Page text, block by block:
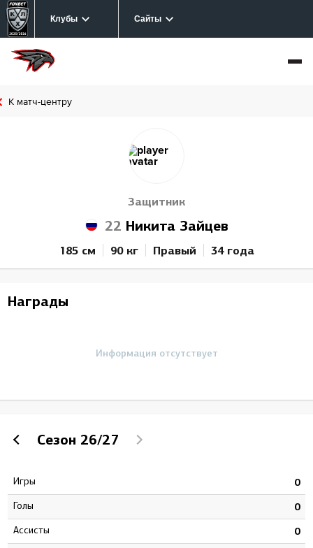
Клубы Сайты
К матч-центру
Защитник
22 Никита Зайцев
185 см 90 кг Правый 34 года
Награды
Информация отсутствует
Сезон 26/27
Игры 0
Голы 0
Ассисты 0